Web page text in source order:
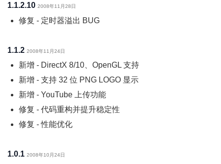
1.1.2.10 2008年11月28日
修复 - 定时器溢出 BUG
1.1.2 2008年11月24日
新增 - DirectX 8/10、OpenGL 支持
新增 - 支持 32 位 PNG LOGO 显示
新增 - YouTube 上传功能
修复 - 代码重构并提升稳定性
修复 - 性能优化
1.0.1 2008年10月24日